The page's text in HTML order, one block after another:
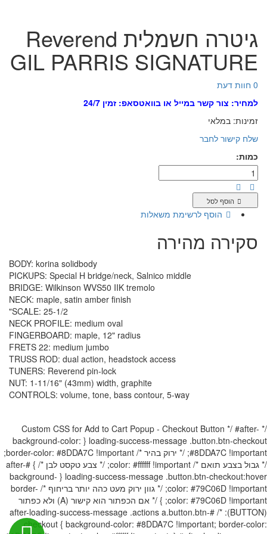
גיטרה חשמלית Reverend
GIL PARRIS SIGNATURE
0 חוות דעת
למחיר: צור קשר במייל או בוואטסאפ: זמין 24/7
זמינות: במלאי
שלח קישור לחבר
כמות:
הוסף לסל
הוסף לרשימת משאלות
סקירה מהירה
BODY: korina solidbody
PICKUPS: Special H bridge/neck, Salnico middle
BRIDGE: Wilkinson WVS50 IIK tremolo
NECK: maple, satin amber finish
SCALE: 25-1/2"
NECK PROFILE: medium oval
FINGERBOARD: maple, 12" radius
FRETS 22: medium jumbo
TRUSS ROD: dual action, headstock access
TUNERS: Reverend pin-lock
NUT: 1-11/16" (43mm) width, graphite
CONTROLS: volume, tone, bass contour, 5-way
/* Custom CSS for Add to Cart Popup - Checkout Button */ #after-
loading-success-message .button.btn-checkout { background-color:
#8DDA7C !important; /* ירוק בהיר */ border-color: #8DDA7C !important;
/* גבול בצבע תואם */ color: #ffffff !important; /* צבע טקסט לבן */ } #after-
loading-success-message .button.btn-checkout:hover { background-
color: #79C06D !important; /* גוון ירוק מעט כהה יותר בריחוף */ border-
color: #79C06D !important; } /* אם הכפתור הוא קישור (A) ולא כפתור
(BUTTON): */ #after-loading-success-message .actions a.button.btn-
checkout { background-color: #8DDA7C !important; border-color: